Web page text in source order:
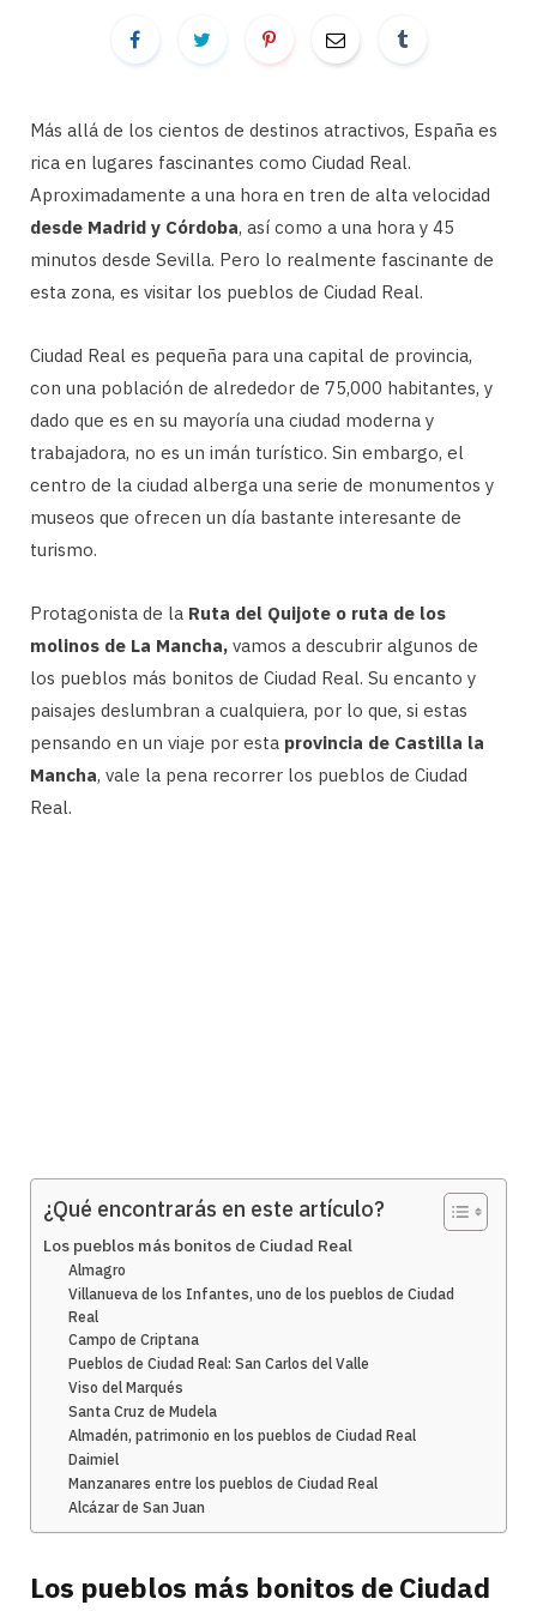
Más allá de los cientos de destinos atractivos, España es
rica en lugares fascinantes como Ciudad Real.
Aproximadamente a una hora en tren de alta velocidad
desde Madrid y Córdoba, así como a una hora y 45
minutos desde Sevilla. Pero lo realmente fascinante de
esta zona, es visitar los pueblos de Ciudad Real.
Ciudad Real es pequeña para una capital de provincia,
con una población de alrededor de 75,000 habitantes, y
dado que es en su mayoría una ciudad moderna y
trabajadora, no es un imán turístico. Sin embargo, el
centro de la ciudad alberga una serie de monumentos y
museos que ofrecen un día bastante interesante de
turismo.
Protagonista de la Ruta del Quijote o ruta de los
molinos de La Mancha, vamos a descubrir algunos de
los pueblos más bonitos de Ciudad Real. Su encanto y
paisajes deslumbran a cualquiera, por lo que, si estas
pensando en un viaje por esta provincia de Castilla la
Mancha, vale la pena recorrer los pueblos de Ciudad
Real.
¿Qué encontrarás en este artículo?
Los pueblos más bonitos de Ciudad Real
Almagro
Villanueva de los Infantes, uno de los pueblos de Ciudad
Real
Campo de Criptana
Pueblos de Ciudad Real: San Carlos del Valle
Viso del Marqués
Santa Cruz de Mudela
Almadén, patrimonio en los pueblos de Ciudad Real
Daimiel
Manzanares entre los pueblos de Ciudad Real
Alcázar de San Juan
Los pueblos más bonitos de Ciudad